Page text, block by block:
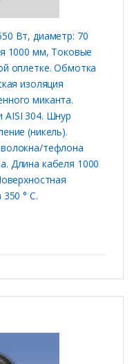
Вт, диаметр: 70
1000 мм, Токовые
оплетке. Обмотка
изоляция
миканта.
AISI 304. Шнур
(никель).
тефлона
Длина кабеля 1000
° C.